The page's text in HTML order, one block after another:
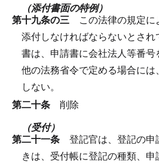
（添付書面の特例）
第十九条の三 この法律の規定
添付しなければならないとさ
書は、申請書に会社法人等番
他の法務省令で定める場合に
しない。
第二十条 削除
（受付）
第二十一条 登記官は、登記の申
きは、受付帳に登記の種類、